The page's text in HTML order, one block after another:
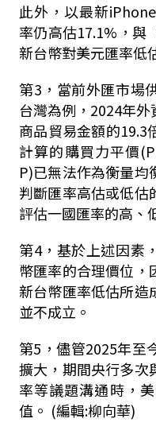
此外，以最新
率仍高估17.1%，與
新台幣對美元匯率低
第3，當前外匯市場
台灣為例，2024年
商品貿易金額的19.3
計算的購買力平價
P)已無法作為衡量均
判斷匯率高估或低估
評估一國匯率的高、
第4，基於上述因素
幣匯率的合理價位
新台幣匯率低估所造
並不成立。
第5，儘管2025年至
擴大，期間央行多次
率等議題溝通時，
值。 (編輯:柳向華)